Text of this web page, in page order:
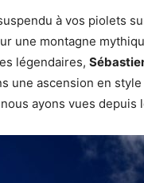
à vos piolets
une montagne
légendaires,
une ascension en
nous ayons vues depuis